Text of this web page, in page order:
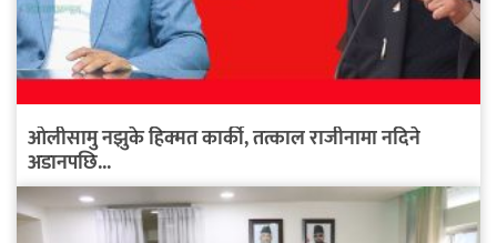
ओलीसामु नझुके हिक्मत कार्की, तत्काल राजीनामा नदिने
अडानपछि...